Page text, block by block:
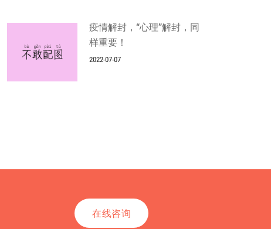
疫情解封，“心理”解封，同
样重要！
2022-07-07
在线咨询